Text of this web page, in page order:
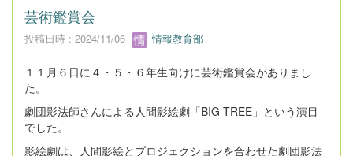
芸術鑑賞会
投稿日時 : 2024/11/06 情報教育部
１１月６日に４・５・６年生向けに芸術鑑賞会がありまし
た。
劇団影法師さんによる人間影絵劇「BIG TREE」という演目
でした。
影絵劇は、人間影絵とプロジェクションを合わせた劇団影法